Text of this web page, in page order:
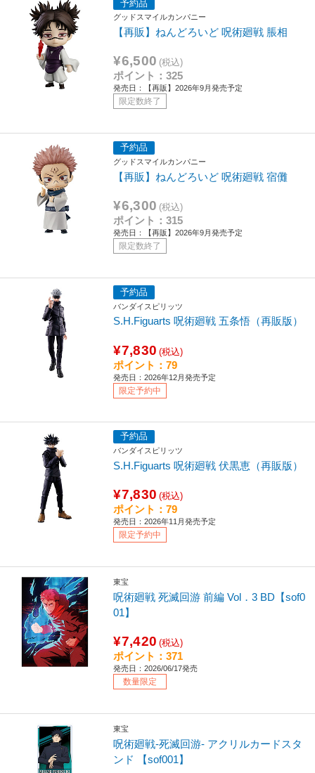
予約品
グッドスマイルカンパニー
【再販】ねんどろいど 呪術廻戦 脹相
¥6,500 (税込)
ポイント：325
発売日：【再販】2026年9月発売予定
限定数終了
予約品
グッドスマイルカンパニー
【再販】ねんどろいど 呪術廻戦 宿儺
¥6,300 (税込)
ポイント：315
発売日：【再販】2026年9月発売予定
限定数終了
予約品
バンダイスピリッツ
S.H.Figuarts 呪術廻戦 五条悟（再販版）
¥7,830 (税込)
ポイント：79
発売日：2026年12月発売予定
限定予約中
予約品
バンダイスピリッツ
S.H.Figuarts 呪術廻戦 伏黒恵（再販版）
¥7,830 (税込)
ポイント：79
発売日：2026年11月発売予定
限定予約中
東宝
呪術廻戦 死滅回游 前編 Vol．3 BD【sof0
01】
¥7,420 (税込)
ポイント：371
発売日：2026/06/17発売
数量限定
東宝
呪術廻戦-死滅回游- アクリルカードスタ
ンド 【sof001】